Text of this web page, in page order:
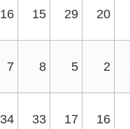
16 15 29 20
7 8 5 2
34 33 17 16